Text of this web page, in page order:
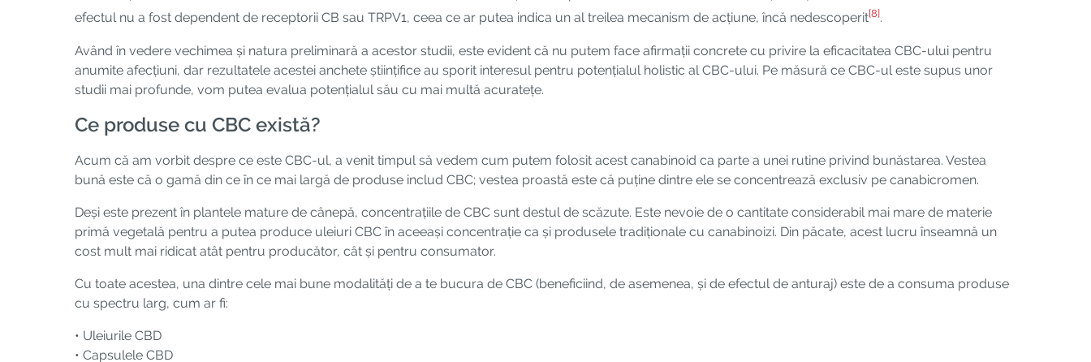
efectul nu a fost dependent de receptorii CB sau TRPV1, ceea ce ar putea indica un al treilea mecanism de acțiune, încă nedescoperit[8] .
Având în vedere vechimea și natura preliminară a acestor studii, este evident că nu putem face afirmații concrete cu privire la eficacitatea CBC-ului pentru
anumite afecțiuni, dar rezultatele acestei anchete științifice au sporit interesul pentru potențialul holistic al CBC-ului. Pe măsură ce CBC-ul este supus unor
studii mai profunde, vom putea evalua potențialul său cu mai multă acuratețe.
Ce produse cu CBC există?
Acum că am vorbit despre ce este CBC-ul, a venit timpul să vedem cum putem folosit acest canabinoid ca parte a unei rutine privind bunăstarea. Vestea
bună este că o gamă din ce în ce mai largă de produse includ CBC; vestea proastă este că puține dintre ele se concentrează exclusiv pe canabicromen.
Deși este prezent în plantele mature de cânepă, concentrațiile de CBC sunt destul de scăzute. Este nevoie de o cantitate considerabil mai mare de materie
primă vegetală pentru a putea produce uleiuri CBC în aceeași concentrație ca și produsele tradiționale cu canabinoizi. Din păcate, acest lucru înseamnă un
cost mult mai ridicat atât pentru producător, cât și pentru consumator.
Cu toate acestea, una dintre cele mai bune modalități de a te bucura de CBC (beneficiind, de asemenea, și de efectul de anturaj) este de a consuma produse
cu spectru larg, cum ar fi:
• Uleiurile CBD
• Capsulele CBD